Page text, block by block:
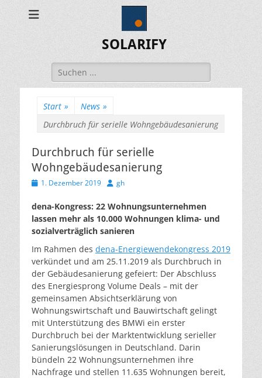
SOLARIFY
Suchen
nach:
Start » News »
Durchbruch für serielle Wohngebäudesanierung
Durchbruch für serielle
Wohngebäudesanierung
Veröffentlicht
1. Dezember 2019 Autor
gh
dena-Kongress: 22 Wohnungsunternehmen
lassen mehr als 10.000 Wohnungen klima- und
sozialverträglich sanieren
Im Rahmen des dena-Energiewendekongress 2019
verkündet und am 25.11.2019 als Durchbruch in
der Gebäudesanierung gefeiert: Der Abschluss
des Energiesprong Volume Deals – mit der
gemeinsamen Absichtserklärung von
Wohnungswirtschaft und Bauwirtschaft gelingt
mit Unterstützung des BMWi ein erster
Durchbruch bei der Marktentwicklung serieller
Sanierungslösungen in Deutschland. Darin
bündeln 22 Wohnungsunternehmen ihre
Nachfrage und stellen 11.635 Wohnungen bereit,